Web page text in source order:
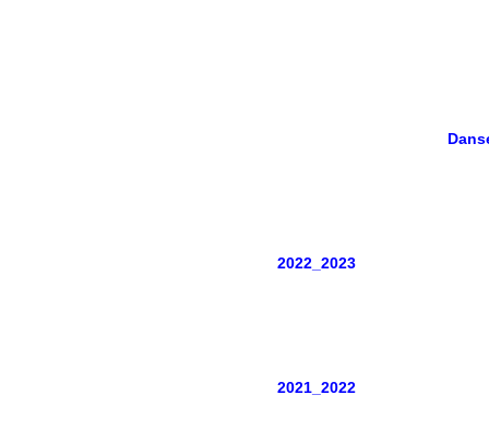
2022_2023
2021_2022